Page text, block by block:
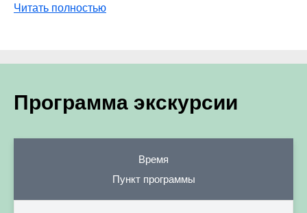
Читать полностью
Программа экскурсии
Время
Пункт программы